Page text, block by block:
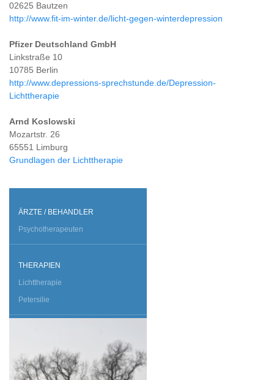
02625 Bautzen
http://www.fit-im-winter.de/licht-gegen-winterdepression
Pfizer Deutschland GmbH
Linkstraße 10
10785 Berlin
http://www.depressions-sprechstunde.de/Depression-
Lichttherapie
Arnd Koslowski
Mozartstr. 26
65551 Limburg
Grundlagen der Lichttherapie
ÄRZTE / BEHANDLER
Psychotherapeuten
THERAPIEN
Lichttherapie
Petersilie